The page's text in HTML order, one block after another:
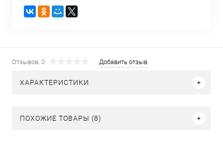
Отзывов: 0 Добавить отзыв
ХАРАКТЕРИСТИКИ
ПОХОЖИЕ ТОВАРЫ (8)